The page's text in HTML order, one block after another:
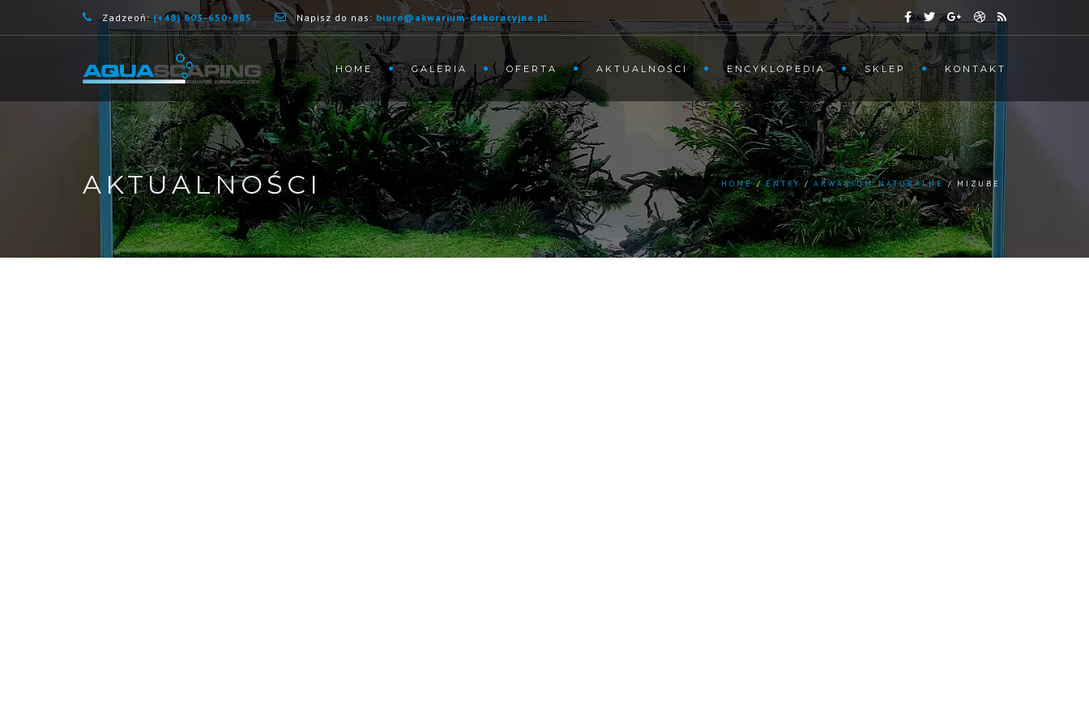
Zadzeoń:(+48) 603-650-885 Napisz do nas:biuro@akwarium-dekoracyjne.pl
HOME GALERIA OFERTA AKTUALNOŚCI ENCYKLOPEDIA SKLEP KONTAKT
AKTUALNOŚCI HOME ENTRY AKWARIUM NATURALNE MIZUBE